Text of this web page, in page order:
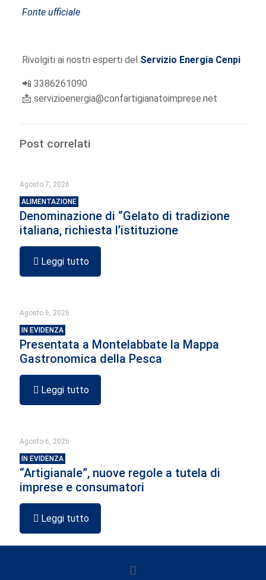
Fonte ufficiale
Rivolgiti ai nostri esperti del Servizio Energia Cenpi
📲 3386261090
📩 servizioenergia@confartigianatoimprese.net
Post correlati
Agosto 7, 2026
ALIMENTAZIONE
Denominazione di “Gelato di tradizione
italiana, richiesta l’istituzione
Leggi tutto
Agosto 6, 2026
IN EVIDENZA
Presentata a Montelabbate la Mappa
Gastronomica della Pesca
Leggi tutto
Agosto 6, 2026
IN EVIDENZA
“Artigianale”, nuove regole a tutela di
imprese e consumatori
Leggi tutto